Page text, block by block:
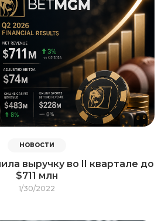
НОВОСТИ
выручку во II квартале до
$711 млн
1/30/2022